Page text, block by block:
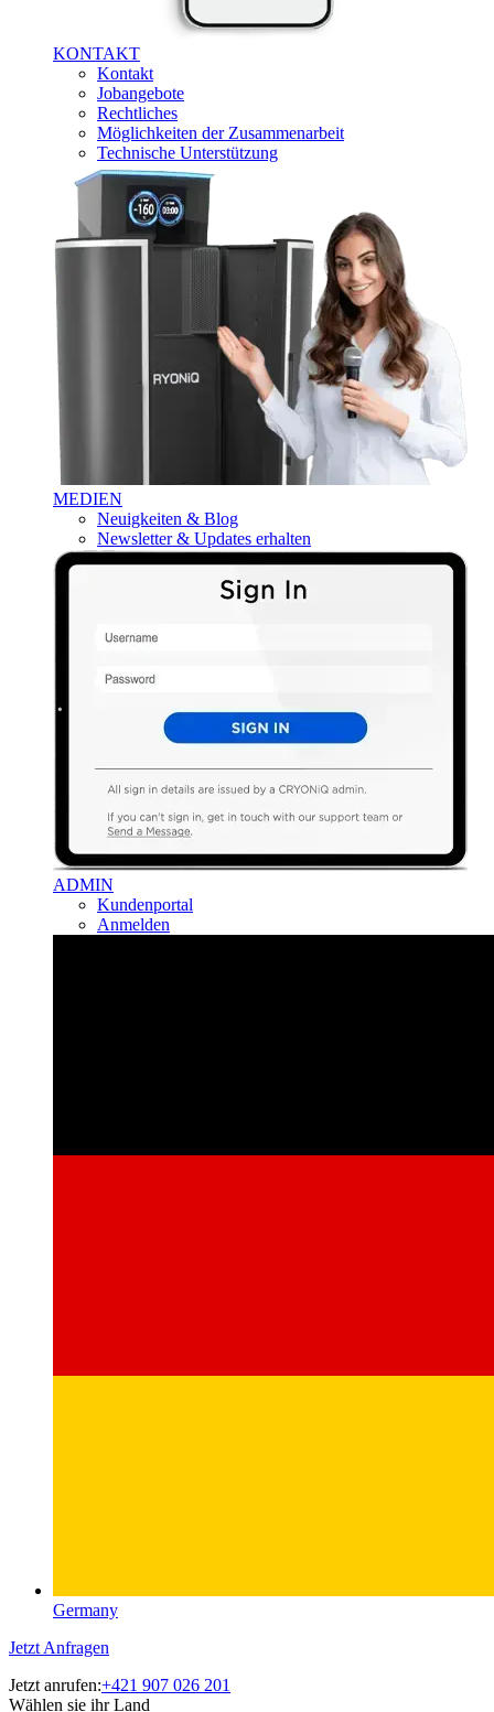
KONTAKT
Kontakt
Jobangebote
Rechtliches
Möglichkeiten der Zusammenarbeit
Technische Unterstützung
MEDIEN
Neuigkeiten & Blog
Newsletter & Updates erhalten
ADMIN
Kundenportal
Anmelden
Germany
Jetzt Anfragen
Jetzt anrufen:+421 907 026 201
Wählen sie ihr Land